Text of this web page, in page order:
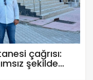
çağrısı:
şekilde
- Videolu Haber